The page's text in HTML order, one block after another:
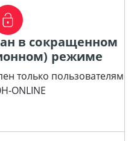
в сокращенном
режиме
только пользователям
ONLINE